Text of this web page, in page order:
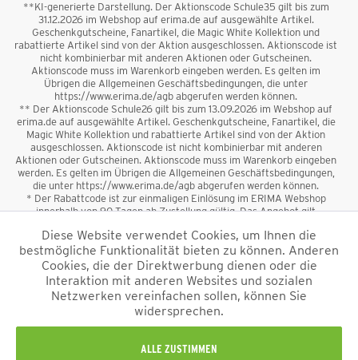
**KI-generierte Darstellung. Der Aktionscode Schule35 gilt bis zum
31.12.2026 im Webshop auf erima.de auf ausgewählte Artikel.
Geschenkgutscheine, Fanartikel, die Magic White Kollektion und
rabattierte Artikel sind von der Aktion ausgeschlossen. Aktionscode ist
nicht kombinierbar mit anderen Aktionen oder Gutscheinen.
Aktionscode muss im Warenkorb eingeben werden. Es gelten im
Übrigen die Allgemeinen Geschäftsbedingungen, die unter
https://www.erima.de/agb abgerufen werden können.
** Der Aktionscode Schule26 gilt bis zum 13.09.2026 im Webshop auf
erima.de auf ausgewählte Artikel. Geschenkgutscheine, Fanartikel, die
Magic White Kollektion und rabattierte Artikel sind von der Aktion
ausgeschlossen. Aktionscode ist nicht kombinierbar mit anderen
Aktionen oder Gutscheinen. Aktionscode muss im Warenkorb eingeben
werden. Es gelten im Übrigen die Allgemeinen Geschäftsbedingungen,
die unter https://www.erima.de/agb abgerufen werden können.
* Der Rabattcode ist zur einmaligen Einlösung im ERIMA Webshop
innerhalb von 90 Tagen ab Zustellung gültig. Das Angebot gilt
sowie Geschenkgutscheine sind vom Rabatt ausgeschlossen. Der
Rabattcode ist nicht mit anderen Aktionen oder Gutscheinen
kombinierbar. Der Mindestbestellwert beträgt 50 €
*Alle Preise verstehen sich inkl. Mehrwertsteuer und zzgl.
und ggf. Nachnahmegebühren, wenn nicht anders
beschrieben.
Diese Website verwendet Cookies, um Ihnen die
bestmögliche Funktionalität bieten zu können. Anderen
Cookies, die der Direktwerbung dienen oder die
Interaktion mit anderen Websites und sozialen
Netzwerken vereinfachen sollen, können Sie
widersprechen.